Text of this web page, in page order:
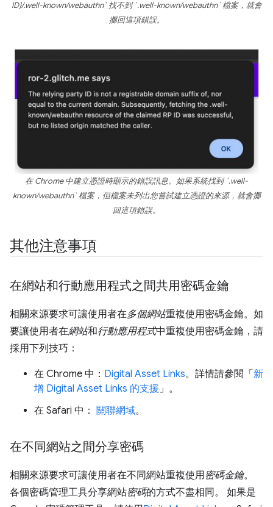
ID}/.well-known/webauthn` 找不到 `.well-known/webauthn` 檔案，就會
擲回這項錯誤。
在 Chrome 中建立憑證時顯示的錯誤訊息。如果系統找到 `.well-
known/webauthn` 檔案，但檔案未列出您嘗試建立憑證的來源，就會擲
回這項錯誤。
其他注意事項
在網站和行動應用程式之間共用密碼金鑰
相關來源要求可讓使用者在多個網站重複使用密碼金鑰。如
要讓使用者在網站和行動應用程式中重複使用密碼金鑰，請
採用下列技巧：
在 Chrome 中： Digital Asset Links。詳情請參閱「 新
增 Digital Asset Links 的支援」。
在 Safari 中： 關聯網域。
在不同網站之間分享密碼
相關來源要求可讓使用者在不同網站重複使用密碼金鑰。
各個密碼管理工具分享網站密碼的方式不盡相同。 如果是